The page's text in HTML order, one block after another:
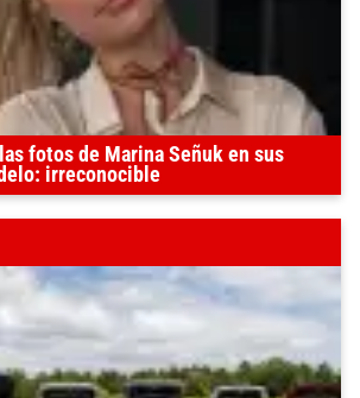
fotos de Marina Señuk en sus
irreconocible